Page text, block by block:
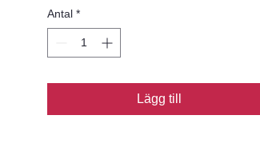
kombination med doppade hörn
ger ytan ett lugnt utseende men
ändå en tydlig karaktär. Tillverkas i
Antal *
Lägg till